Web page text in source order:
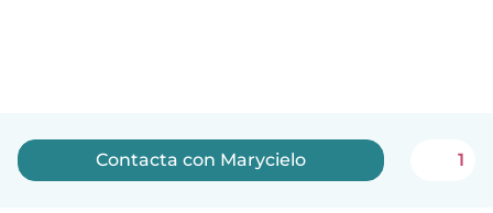
Contacta con Marycielo 1